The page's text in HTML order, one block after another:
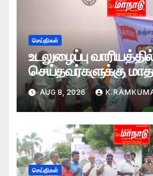
செய்திகள்
உடலுழைப்பு
செய்தவர்களுக்கு
AUG 8, 2026
செய்திகள்